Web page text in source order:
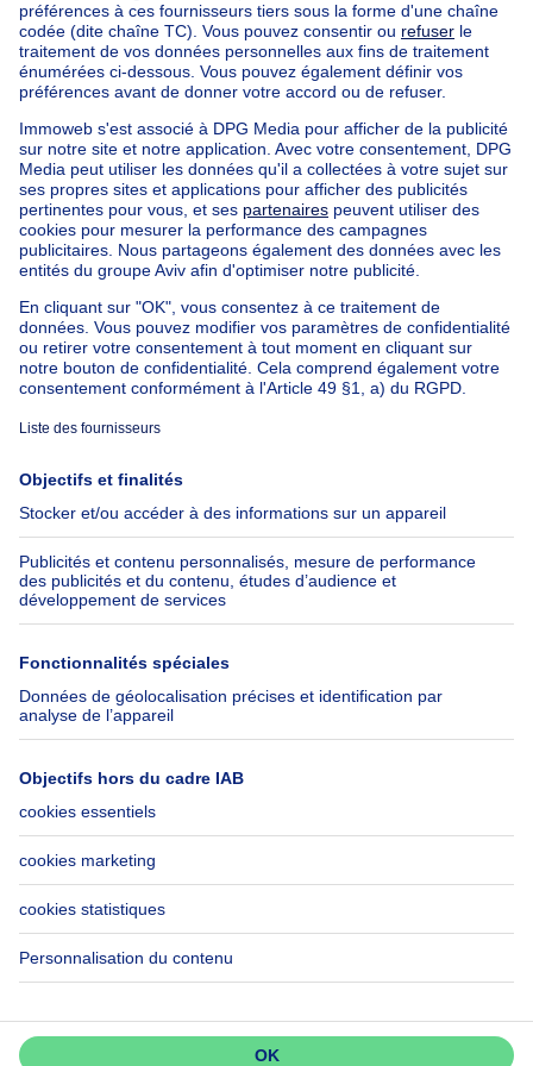
Ferme à vendre Berchem-Ste-Agathe
Immeuble à appartements à vendre
Maison Bel-étage à vendre
Bien exceptionnel à vendre
Ferme à vendre
Bungalow à vendre
Chalet à vendre
Château à vendre
Maison de campagne à vendre
Immeuble mixte à vendre
Autres biens à vendre
Manoir à vendre
Nos maisons hors de la Belgique
Maison à vendre France
Maison à vendre Espagne
Maison à vendre Italie
Maison à vendre Luxembourg
Maison à vendre Pays-bas
À propos
Immoweb
Presse
Emplois
Groupe Axel Springer
SeLoger.com
Immowelt.de
Outils
Belfius
Assurances
Check-list déménagement
Aide
FAQ
Accessibilité
Contactez-nous
Suivez-nous
LinkedIn
Immoweb SA © 2026 - Tous droits réservés
Conditions d'utilisation Gestion des cookies
Vie privée
Règles de fonctionnement et de classement